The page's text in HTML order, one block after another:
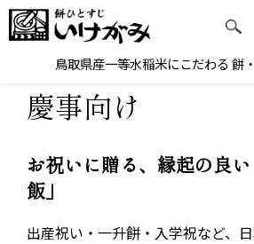
鳥取県産一等水稲米にこだわる 餅
慶事向け
慶事向け
お祝いに贈る、縁起の良
飯」
出産祝い・一升餅・入学祝など、